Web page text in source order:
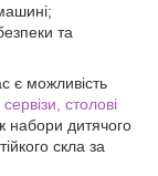
та
є можливість
сервізи, столові
набори дитячого
скла за